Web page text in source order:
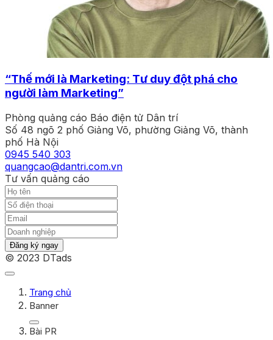
“Thế mới là Marketing: Tư duy đột phá cho
người làm Marketing”
Phòng quảng cáo Báo điện tử Dân trí
Số 48 ngõ 2 phố Giảng Võ, phường Giảng Võ, thành
phố Hà Nội
0945 540 303
quangcao@dantri.com.vn
Tư vấn quảng cáo
Đăng ký ngay
© 2023 DTads
Trang chủ
Banner
Bài PR